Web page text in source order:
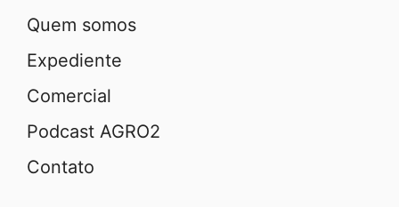
Quem somos
Expediente
Comercial
Podcast AGRO2
Contato